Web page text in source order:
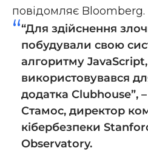
повідомляє Bloomberg.
“Для здійснення
побудували свою
алгоритму
використовувався
додатка Clubhouse”,
Стамос, директор
кібербезпеки
Observatory.